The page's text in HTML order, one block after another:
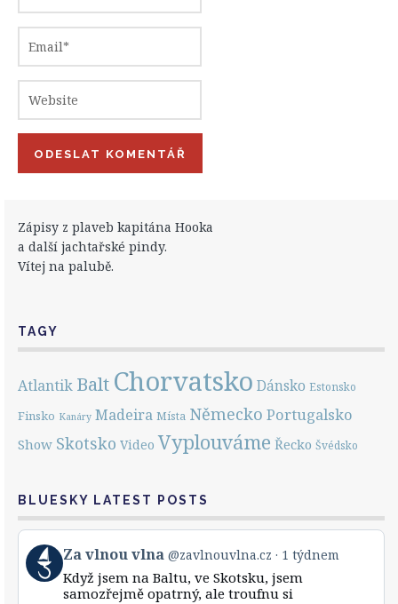
Zápisy z plaveb kapitána Hooka
a další jachtařské pindy.
Vítej na palubě.
TAGY
Atlantik Balt Chorvatsko Dánsko Estonsko
Finsko Kanáry Madeira Místa Německo Portugalsko
Show Skotsko Video Vyplouváme Řecko Švédsko
BLUESKY LATEST POSTS
View
post
by
Za vlnou vlna @zavlnouvlna.cz 1 týdnem
Když jsem na Baltu, ve Skotsku, jsem
samozřejmě opatrný, ale troufnu si